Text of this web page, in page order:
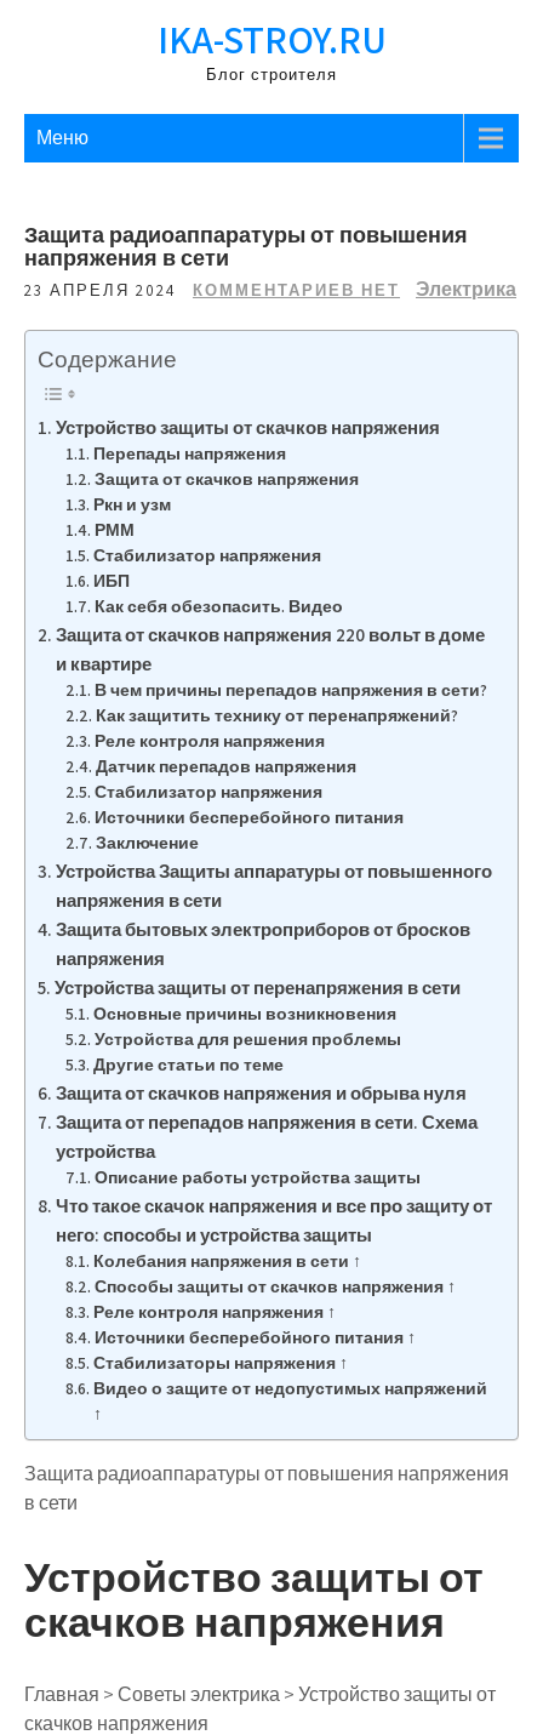
IKA-STROY.RU
Блог строителя
Меню
Защита радиоаппаратуры от повышения
напряжения в сети
23 АПРЕЛЯ 2024 КОММЕНТАРИЕВ НЕТ Электрика
Содержание
Устройство защиты от скачков напряжения
Перепады напряжения
Защита от скачков напряжения
Ркн и узм
РММ
Стабилизатор напряжения
ИБП
Как себя обезопасить. Видео
Защита от скачков напряжения 220 вольт в доме
и квартире
В чем причины перепадов напряжения в сети?
Как защитить технику от перенапряжений?
Реле контроля напряжения
Датчик перепадов напряжения
Стабилизатор напряжения
Источники бесперебойного питания
Заключение
Устройства Защиты аппаратуры от повышенного
напряжения в сети
Защита бытовых электроприборов от бросков
напряжения
Устройства защиты от перенапряжения в сети
Основные причины возникновения
Устройства для решения проблемы
Другие статьи по теме
Защита от скачков напряжения и обрыва нуля
Защита от перепадов напряжения в сети. Схема
устройства
Описание работы устройства защиты
Что такое скачок напряжения и все про защиту от
него: способы и устройства защиты
Колебания напряжения в сети ↑
Способы защиты от скачков напряжения ↑
Реле контроля напряжения ↑
Источники бесперебойного питания ↑
Стабилизаторы напряжения ↑
Видео о защите от недопустимых напряжений
↑
Защита радиоаппаратуры от повышения напряжения
в сети
Устройство защиты от
скачков напряжения
Главная > Советы электрика > Устройство защиты от
скачков напряжения